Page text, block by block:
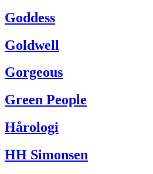
Goddess
Goldwell
Gorgeous
Green People
Hårologi
HH Simonsen